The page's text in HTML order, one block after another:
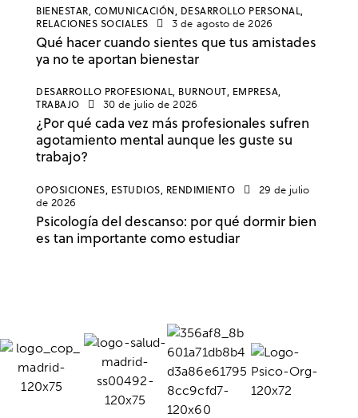
BIENESTAR, COMUNICACIÓN, DESARROLLO PERSONAL,
RELACIONES SOCIALES
3 de agosto de 2026
Qué hacer cuando sientes que tus amistades
ya no te aportan bienestar
DESARROLLO PROFESIONAL, BURNOUT, EMPRESA,
TRABAJO
30 de julio de 2026
¿Por qué cada vez más profesionales sufren
agotamiento mental aunque les guste su
trabajo?
OPOSICIONES, ESTUDIOS, RENDIMIENTO
29 de julio
de 2026
Psicología del descanso: por qué dormir bien
es tan importante como estudiar